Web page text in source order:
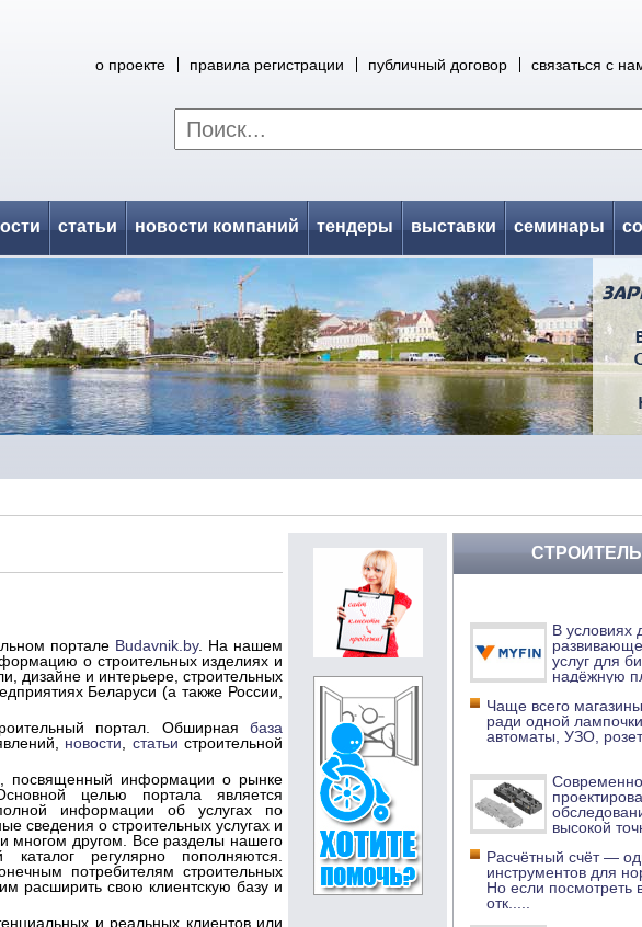
о проекте правила регистрации публичный договор связаться с
статьи новости компаний тендеры выставки семинары
портале Budavnik.by. На нашем
о строительных изделиях и
дизайне и интерьере, строительных
Беларуси (а также России,
портал. Обширная база
новости статьи строительной
посвященный информации о рынке
целью портала является
информации об услугах по
сведения о строительных услугах и
многом другом. Все разделы нашего
регулярно пополняются.
потребителям строительных
расширить свою клиентскую базу и
и реальных клиентов или
В условиях
услуг для
надёжную
Чаще всего
ради одной
автоматы, УЗО,
высокой
Расчётный счёт —
инструментов для
Но если посмотреть
отк